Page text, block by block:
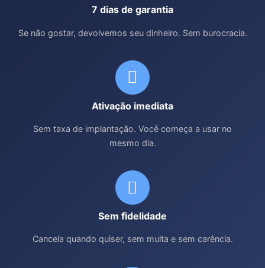
7 dias de garantia
Se não gostar, devolvemos seu dinheiro. Sem burocracia.
Ativação imediata
Sem taxa de implantação. Você começa a usar no
mesmo dia.
Sem fidelidade
Cancela quando quiser, sem multa e sem carência.